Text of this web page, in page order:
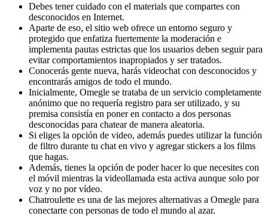
Debes tener cuidado con el materials que compartes con
desconocidos en Internet.
Aparte de eso, el sitio web ofrece un entorno seguro y
protegido que enfatiza fuertemente la moderación e
implementa pautas estrictas que los usuarios deben seguir para
evitar comportamientos inapropiados y ser tratados.
Conocerás gente nueva, harás videochat con desconocidos y
encontrarás amigos de todo el mundo.
Inicialmente, Omegle se trataba de un servicio completamente
anónimo que no requería registro para ser utilizado, y su
premisa consistía en poner en contacto a dos personas
desconocidas para chatear de manera aleatoria.
Si eliges la opción de video, además puedes utilizar la función
de filtro durante tu chat en vivo y agregar stickers a los films
que hagas.
Además, tienes la opción de poder hacer lo que necesites con
el móvil mientras la videollamada esta activa aunque solo por
voz y no por vídeo.
Chatroulette es una de las mejores alternativas a Omegle para
conectarte con personas de todo el mundo al azar.